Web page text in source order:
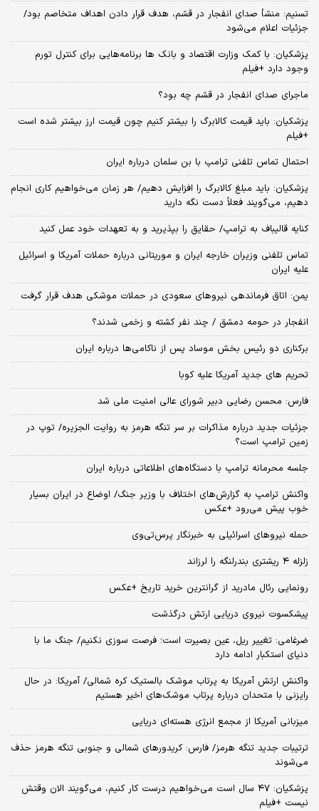
تسنیم: منشأ صدای انفجار در قشم، هدف قرار دادن اهداف متخاصم بود/
جزئیات اعلام می‌شود
پزشکیان: با کمک وزارت اقتصاد و بانک ها برنامه‌هایی برای کنترل تورم
وجود دارد +فیلم
ماجرای صدای انفجار در قشم چه بود؟
پزشکیان: باید قیمت کالابرگ را بیشتر کنیم چون قیمت ارز بیشتر شده است
+فیلم
احتمال تماس تلفنی ترامپ با بن سلمان درباره ایران
پزشکیان: باید مبلغ کالابرگ را افزایش دهیم/ هر زمان می‌خواهیم کاری انجام
دهیم، می‌گویند فعلاً دست نگه دارید
کنایه قالیباف به ترامپ/ حقایق را بپذیرید و به تعهدات خود عمل کنید
تماس تلفنی وزیران خارجه ایران و موریتانی درباره حملات آمریکا و اسرائیل
علیه ایران
یمن: اتاق فرماندهی نیروهای سعودی در حملات موشکی هدف قرار گرفت
انفجار در حومه دمشق / چند نفر کشته و زخمی شدند؟
برکناری دو رئیس بخش موساد پس از ناکامی‌ها درباره ایران
تحریم های جدید آمریکا علیه کوبا
فارس: محسن رضایی دبیر شورای عالی امنیت ملی شد
جزئیات جدید درباره مذاکرات بر سر تنگه هرمز به روایت الجزیره/ توپ در
زمین ترامپ است؟
جلسه محرمانه ترامپ با دستگاه‌های اطلاعاتی درباره ایران
واکنش ترامپ به گزارش‌های اختلاف با وزیر جنگ/ اوضاع در ایران بسیار
خوب پیش می‌رود +عکس
حمله نیروهای اسرائیلی به خبرنگار پرس‌تی‌وی
زلزله ۴ ریشتری بندرلنگه را لرزاند
رونمایی رئال مادرید از گرانترین خرید تاریخ +عکس
پیشکسوت نیروی دریایی ارتش درگذشت
ضرغامی: تغییر ریل، عین بصیرت است؛ فرصت سوزی نکنیم/ جنگ ما با
دنیای استکبار ادامه دارد
واکنش ارتش آمریکا به پرتاب موشک بالستیک کره شمالی/ آمریکا: در حال
رایزنی با متحدان درباره پرتاب موشک‌های اخیر هستیم
میزبانی آمریکا از مجمع انرژی هسته‌ای دریایی
ترتیبات جدید تنگه هرمز/ فارس: کریدورهای شمالی و جنوبی تنگه هرمز حذف
می‌شوند
پزشکیان: ۴۷ سال است می‌خواهیم درست کار کنیم، می‌گویند الان وقتش
نیست +فیلم